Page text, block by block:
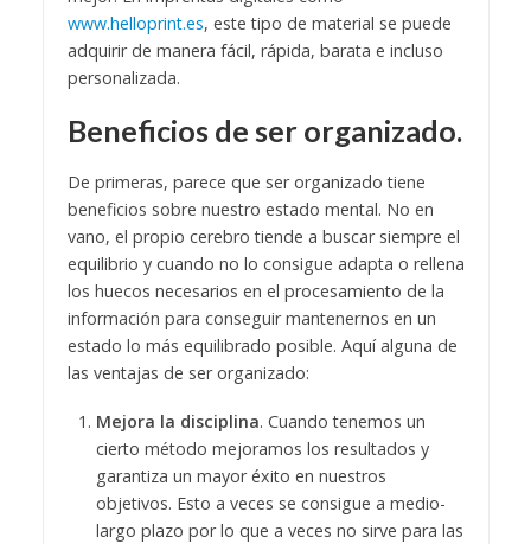
www.helloprint.es, este tipo de material se puede
adquirir de manera fácil, rápida, barata e incluso
personalizada.
Beneficios de ser organizado.
De primeras, parece que ser organizado tiene
beneficios sobre nuestro estado mental. No en
vano, el propio cerebro tiende a buscar siempre el
equilibrio y cuando no lo consigue adapta o rellena
los huecos necesarios en el procesamiento de la
información para conseguir mantenernos en un
estado lo más equilibrado posible. Aquí alguna de
las ventajas de ser organizado:
Mejora la disciplina. Cuando tenemos un
cierto método mejoramos los resultados y
garantiza un mayor éxito en nuestros
objetivos. Esto a veces se consigue a medio-
largo plazo por lo que a veces no sirve para las